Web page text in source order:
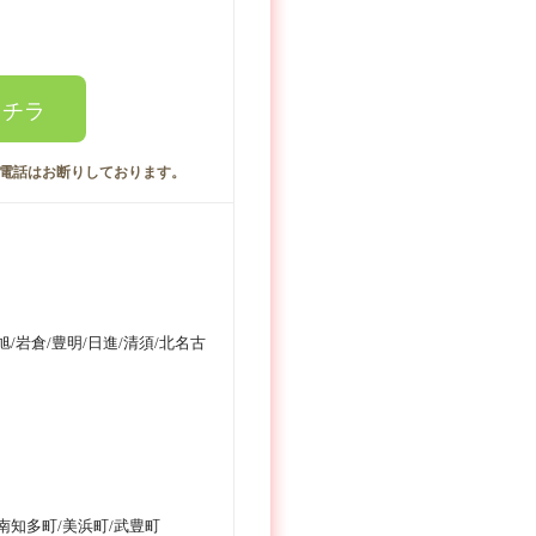
ラ
はお断りしております。
/岩倉/豊明/日進/清須/北名古
知多町/美浜町/武豊町